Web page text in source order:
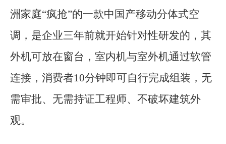
洲家庭“疯抢”的一款中国产移动分体式空
调，是企业三年前就开始针对性研发的，其
外机可放在窗台，室内机与室外机通过软管
连接，消费者10分钟即可自行完成组装，无
需审批、无需持证工程师、不破坏建筑外
观。